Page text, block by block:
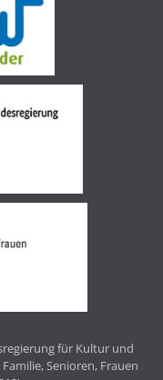
für Kultur und
Senioren, Frauen